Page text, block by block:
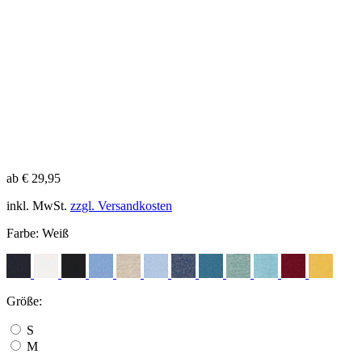
ab € 29,95
inkl. MwSt. zzgl. Versandkosten
Farbe: Weiß
Größe:
S
M